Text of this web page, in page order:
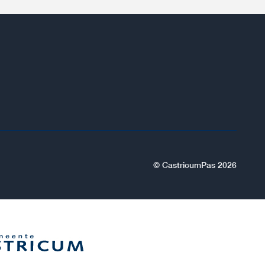
© CastricumPas 2026